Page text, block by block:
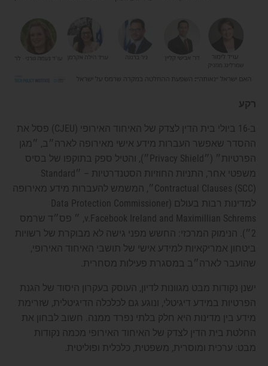
רקע
ב-16 ביולי בית הדין לצדק של האיחוד האירופי (CJEU) פסל את
ההסדר שאפשר העברות מידע אישי מאירופה לארה״ב, ״מגן
הפרטיות״ (״Privacy Shield״), והטיל ספק בתוקפו של בסיס
משפטי אחר, התניות החוזיות הסטנדרטיות – ״Standard
Contractual Clauses (SCC)״, המשמש להעברות מידע מאירופה
למדינות רבות בעולם (Data Protection Commissioner
v.Facebook Ireland and Maximillian Schrems, ״ פס״ד שרמס
2״). הנימוק המרכזי: החשש מפני גישה לא מבוקרת של רשויות
ביטחון אמריקאיות למידע אישי של תושבי האיחוד האירופי,
שהועבר לארה״ב במסגרת פעילות מסחרית.
ישנן נקודות מבט מגוונות לדיון, העוסק בעקרון היסוד של הגנת
הפרטיות במידע דיגיטלי, ונוגע גם לכלכלה הדיגיטלית, שזרימת
מידע בין מדינות היא חלק בלתי נפרד ממנה. חשוב לבחון את
החלטת בית הדין לצדק של האיחוד האירופי מכמה נקודות
מבט: ערכית ומוסרית, משפטית, כלכלית ופוליטית.